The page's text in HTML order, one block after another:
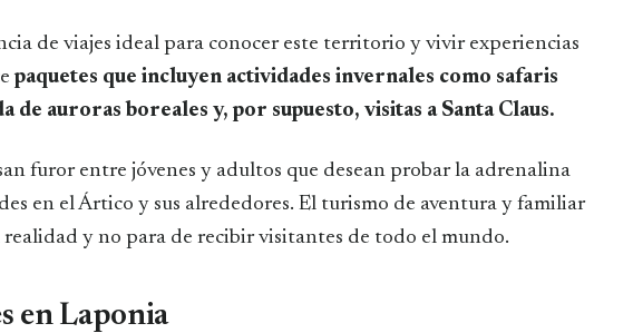
de viajes ideal para conocer este territorio y vivir experiencias
paquetes que incluyen actividades invernales como safaris
de auroras boreales y, por supuesto, visitas a Santa Claus.
furor entre jóvenes y adultos que desean probar la adrenalina
en el Ártico y sus alrededores. El turismo de aventura y familiar
realidad y no para de recibir visitantes de todo el mundo.
en Laponia